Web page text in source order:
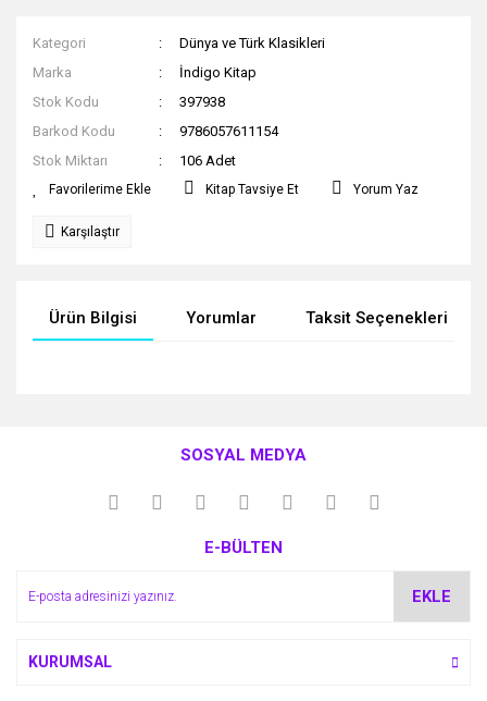
Kategori
Dünya ve Türk Klasikleri
Marka
İndigo Kitap
Stok Kodu
397938
Barkod Kodu
9786057611154
Stok Miktarı
106 Adet
Kitap Tavsiye Et Yorum Yaz
Karşılaştır
Ürün Bilgisi Yorumlar Taksit Seçenekleri
kullanarak tarafımıza iletebilirsiniz.
Görüş ve önerileriniz için teşekkür ederiz.
Ürün açıklamasında eksik bilgiler bulunuyor.
SOSYAL MEDYA
E-BÜLTEN
EKLE
KURUMSAL